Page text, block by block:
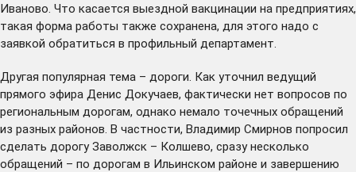
Иваново. Что касается выездной вакцинации на предприятиях,
такая форма работы также сохранена, для этого надо с
заявкой обратиться в профильный департамент.
Другая популярная тема – дороги. Как уточнил ведущий
прямого эфира Денис Докучаев, фактически нет вопросов по
региональным дорогам, однако немало точечных обращений
из разных районов. В частности, Владимир Смирнов попросил
сделать дорогу Заволжск – Колшево, сразу несколько
обращений – по дорогам в Ильинском районе и завершению